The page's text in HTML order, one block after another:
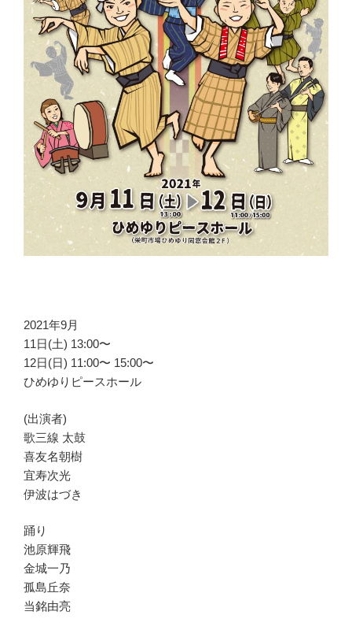
2021年9月
11日(土) 13:00〜
12日(日) 11:00〜 15:00〜
ひめゆりピースホール
(出演者)
歌三線 太鼓
喜友名朝樹
宜寿次光
伊波はづき
踊り
池原輝飛
金城一乃
孤島丘奈
当銘由亮